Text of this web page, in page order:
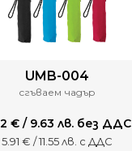
UMB-004
сгъваем чадър
€ / 9.63 лв. без ДДС
5.91 € / 11.55 лв. с ДДС